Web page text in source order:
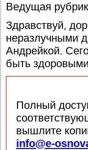
Ведущая
Здравствуй,
неразлучными
Андрейкой.
быть
Полный
вышлите
info@e-